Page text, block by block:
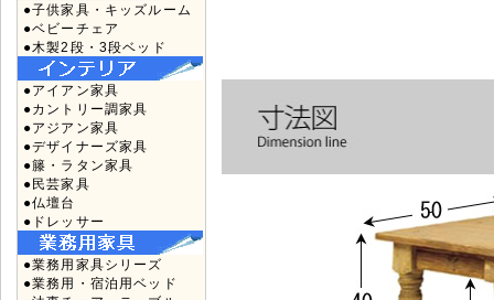
●子供家具・キッズルーム
●ベビーチェア
●木製2段・3段ベッド
●アイアン家具
●カントリー調家具
●アジアン家具
●デザイナーズ家具
●籐・ラタン家具
●民芸家具
●仏壇台
●ドレッサー
●業務用家具シリーズ
●業務用・宿泊用ベッド